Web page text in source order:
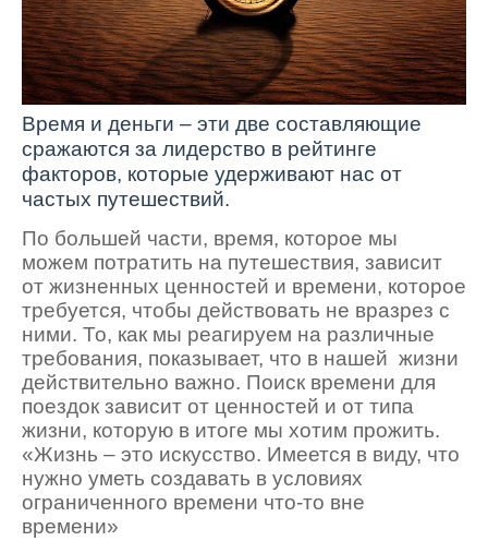
Время и деньги – эти две составляющие
сражаются за лидерство в рейтинге
факторов, которые удерживают нас от
частых путешествий.
По большей части, время, которое мы
можем потратить на путешествия, зависит
от жизненных ценностей и времени, которое
требуется, чтобы действовать не вразрез с
ними. То, как мы реагируем на различные
требования, показывает, что в нашей жизни
действительно важно. Поиск времени для
поездок зависит от ценностей и от типа
жизни, которую в итоге мы хотим прожить.
«Жизнь – это искусство. Имеется в виду, что
нужно уметь создавать в условиях
ограниченного времени что-то вне
времени»